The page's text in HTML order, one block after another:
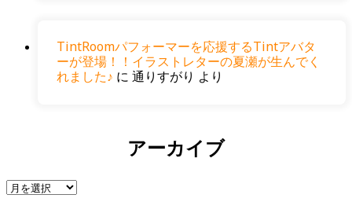
TintRoomパフォーマーを応援するTintアバタ
ーが登場！！イラストレターの夏瀬が生んでく
れました♪ に 通りすがり より
アーカイブ